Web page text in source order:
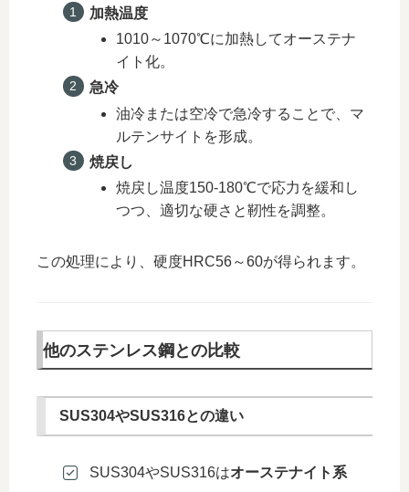
加熱温度
1010～1070℃に加熱してオーステナ
イト化。
急冷
油冷または空冷で急冷することで、マ
ルテンサイトを形成。
焼戻し
焼戻し温度150-180℃で応力を緩和し
つつ、適切な硬さと靭性を調整。
この処理により、硬度HRC56～60が得られます。
他のステンレス鋼との比較
SUS304やSUS316との違い
SUS304やSUS316はオーステナイト系